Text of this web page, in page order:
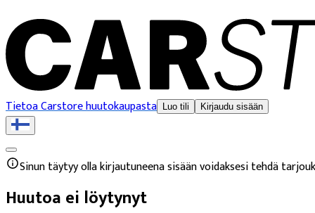
Tietoa Carstore huutokaupasta Luo tili Kirjaudu sisään
Sinun täytyy olla kirjautuneena sisään voidaksesi tehdä
Huutoa ei löytynyt